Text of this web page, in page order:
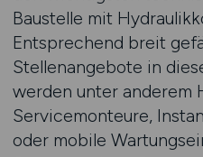
Baustelle mit
Entsprechend breit
Stellenangebote in
werden unter anderem
Servicemonteure,
oder mobile